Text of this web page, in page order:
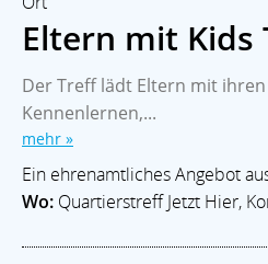
Eltern mit Kids
Der Treff lädt Eltern mit
Kennenlernen,...
mehr »
Ein ehrenamtliches Angebot
Wo: Quartierstreff Jetzt Hier,